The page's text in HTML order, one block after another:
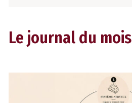
Le journal du mois